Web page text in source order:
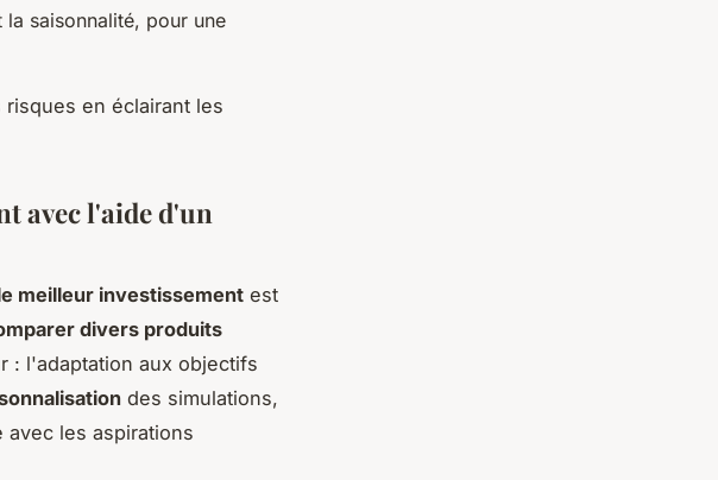
saisonnalité, pour une
en éclairant les
avec l'aide d'un
meilleur investissement est
divers produits
: l'adaptation aux objectifs
des simulations,
les aspirations